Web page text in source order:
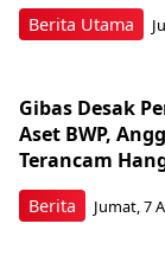
Berita Utama
Berita
Gibas Desak
Aset BWP,
Terancam
Jumat, 7